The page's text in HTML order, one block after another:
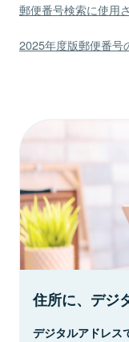
郵便番号検索に使用
2025年度版郵便番号
住所に、デジ
デジタルアドレス